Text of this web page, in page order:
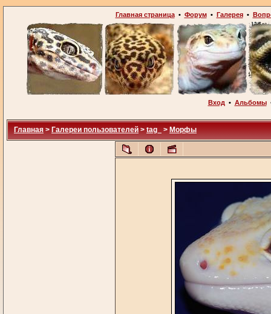
Главная страница• Форум• Галерея•
Вход • Альбомы
Главная > Галереи пользователей > tag_ > Морфы